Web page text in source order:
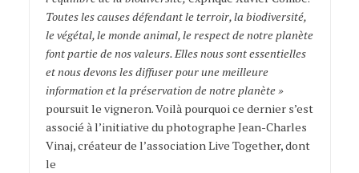
Toutes les causes défendant le terroir, la biodiversité,
le végétal, le monde animal, le respect de notre planète
font partie de nos valeurs. Elles nous sont essentielles
et nous devons les diffuser pour une meilleure
information et la préservation de notre planète »
poursuit le vigneron. Voilà pourquoi ce dernier s’est
associé à l’initiative du photographe Jean-Charles
Vinaj, créateur de l’association Live Together, dont
le